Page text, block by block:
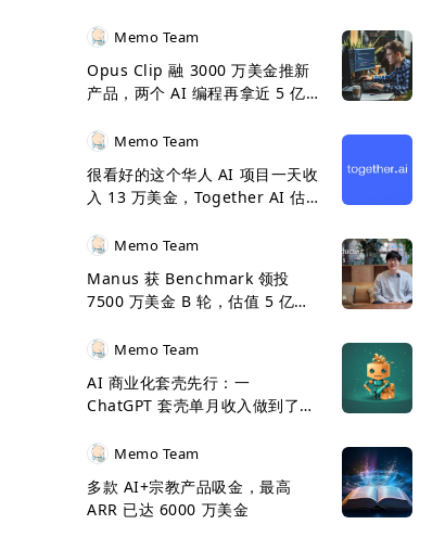
Memo Team
Opus Clip 融 3000 万美金推新
产品，两个 AI 编程再拿近 5 亿
Memo Team
很看好的这个华人 AI 项目一天收
入 13 万美金，Together AI 估
Memo Team
Manus 获 Benchmark 领投
7500 万美金 B 轮，估值 5 亿美
Memo Team
AI 商业化套壳先行：一
ChatGPT 套壳单月收入做到了
Memo Team
多款 AI+宗教产品吸金，最高
ARR 已达 6000 万美金